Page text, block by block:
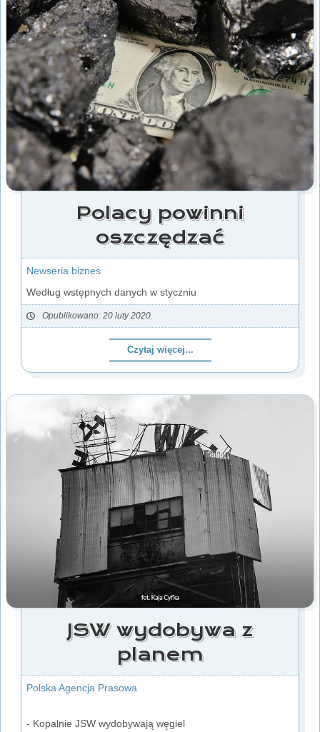
Polacy powinni
oszczędzać
Newseria biznes
Według wstępnych danych w styczniu
Opublikowano: 20 luty 2020
Czytaj więcej...
JSW wydobywa z
planem
Polska Agencja Prasowa
- Kopalnie JSW wydobywają węgiel